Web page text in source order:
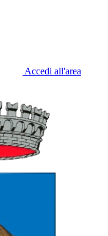
Accedi all'area